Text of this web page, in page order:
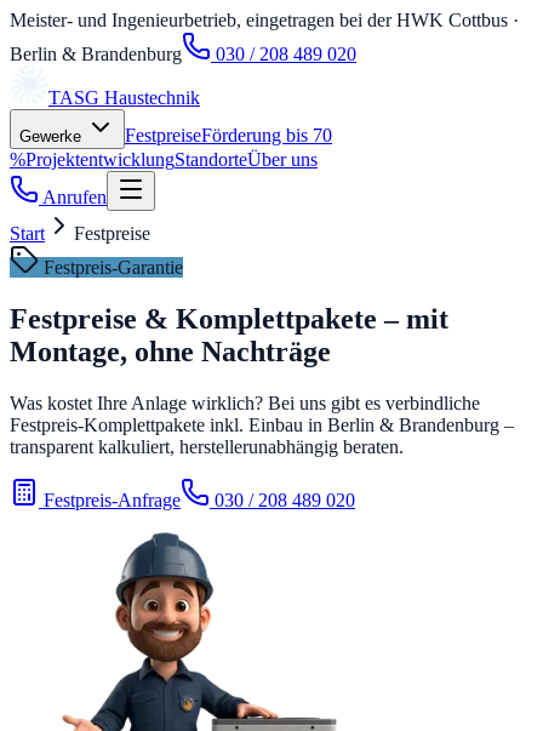
Meister- und Ingenieurbetrieb, eingetragen bei der HWK Cottbus ·
Berlin & Brandenburg
030 / 208 489 020
TASG Haustechnik
Gewerke FestpreiseFörderung bis 70
%ProjektentwicklungStandorteÜber uns
Anrufen
Start
Festpreise
Festpreis-Garantie
Festpreise & Komplettpakete – mit
Montage, ohne Nachträge
Was kostet Ihre Anlage wirklich? Bei uns gibt es verbindliche
Festpreis-Komplettpakete inkl. Einbau in Berlin & Brandenburg –
transparent kalkuliert, herstellerunabhängig beraten.
Festpreis-Anfrage 030 / 208 489 020